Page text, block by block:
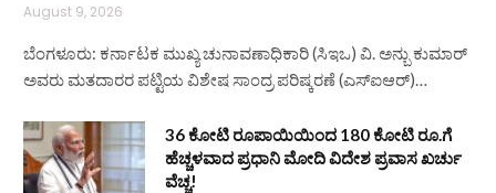
August 9, 2026
ಬೆಂಗಳೂರು: ಕರ್ನಾಟಕ ಮುಖ್ಯ ಚುನಾವಣಾಧಿಕಾರಿ (ಸಿಇಒ) ವಿ. ಅನ್ಬು ಕುಮಾರ್
ಅವರು ಮತದಾರರ ಪಟ್ಟಿಯ ವಿಶೇಷ ಸಾಂದ್ರ ಪರಿಷ್ಕರಣೆ (ಎಸ್‌ಐಆರ್)…
36 ಕೋಟಿ ರೂಪಾಯಿಯಿಂದ 180 ಕೋಟಿ ರೂ.ಗೆ
ಹೆಚ್ಚಳವಾದ ಪ್ರಧಾನಿ ಮೋದಿ ವಿದೇಶ ಪ್ರವಾಸ ಖರ್ಚು
ವೆಚ್ಚ!